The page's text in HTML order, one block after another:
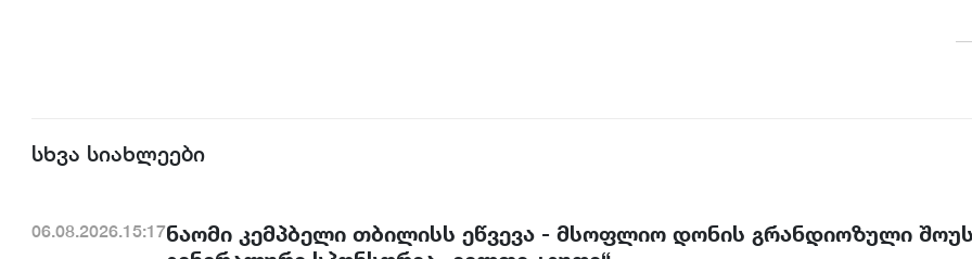
სხვა სიახლეები
06.08.2026.15:17ნაომი კემპბელი თბილისს ეწვევა - მსოფლიო დონის გრანდიოზული შოუს